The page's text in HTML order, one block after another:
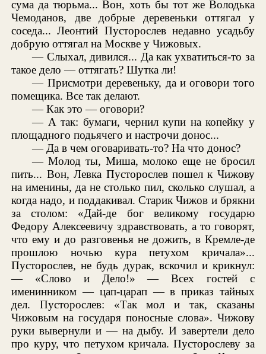
сума да тюрьма... Вон, хоть бы тот же Володька
Чемоданов, две добрые деревеньки оттягал у
соседа... Леонтий Пусторослев недавно усадьбу
добрую оттягал на Москве у Чижовых.
— Слыхал, дивился... Да как ухватиться-то за
такое дело — оттягать? Шутка ли!
— Присмотри деревеньку, да и оговори того
помещика. Все так делают.
— Как это — оговори?
— А так: бумаги, чернил купи на копейку у
площадного подьячего и настрочи донос...
— Да в чем оговаривать-то? На что донос?
— Молод ты, Миша, молоко еще не бросил
пить... Вон, Левка Пусторослев пошел к Чижову
на именины, да не столько пил, сколько слушал, а
когда надо, и поддакивал. Старик Чижов и брякни
за столом: «Дай-де бог великому государю
Федору Алексеевичу здравствовать, а то говорят,
что ему и до разговенья не дожить, в Кремле-де
прошлою ночью кура петухом кричала»...
Пусторослев, не будь дурак, вскочил и крикнул:
— «Слово и Дело!» — Всех гостей с
именинником — цап-царап — в приказ тайных
дел. Пусторослев: «Так мол и так, сказаны
Чижовым на государя поносные слова». Чижову
руки вывернули и — на дыбу. И завертели дело
про куру, что петухом кричала. Пусторослеву за